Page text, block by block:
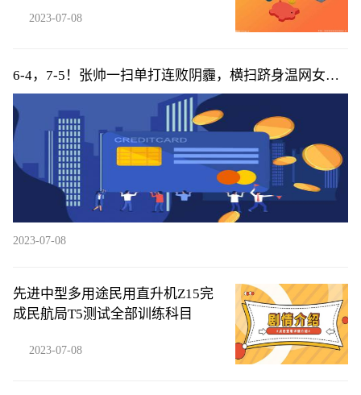
2023-07-08
6-4，7-5！张帅一扫单打连败阴霾，横扫跻身温网女双
16强
2023-07-08
先进中型多用途民用直升机Z15完
成民航局T5测试全部训练科目
2023-07-08